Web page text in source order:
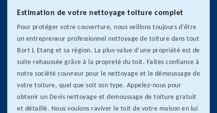
Estimation de votre nettoyage toiture complet
Pour protéger votre couverture, nous veillons toujours d’être
un entrepreneur professionnel nettoyage de toiture dans tout
Bort L Etang et sa région. La plus-value d’une propriété est de
suite rehaussée grâce à la propreté du toit. Faites confiance à
notre société couvreur pour le nettoyage et le démoussage de
votre toiture, quel que soit son type. Appelez-nous pour
obtenir un Devis nettoyage et demoussage de toiture gratuit
et détaillé. Nous voulons raviver le toit de votre maison en lui